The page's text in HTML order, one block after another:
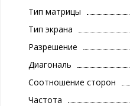
Тип матрицы
Тип экрана
Разрешение
Диагональ
Соотношение сторон
Частота